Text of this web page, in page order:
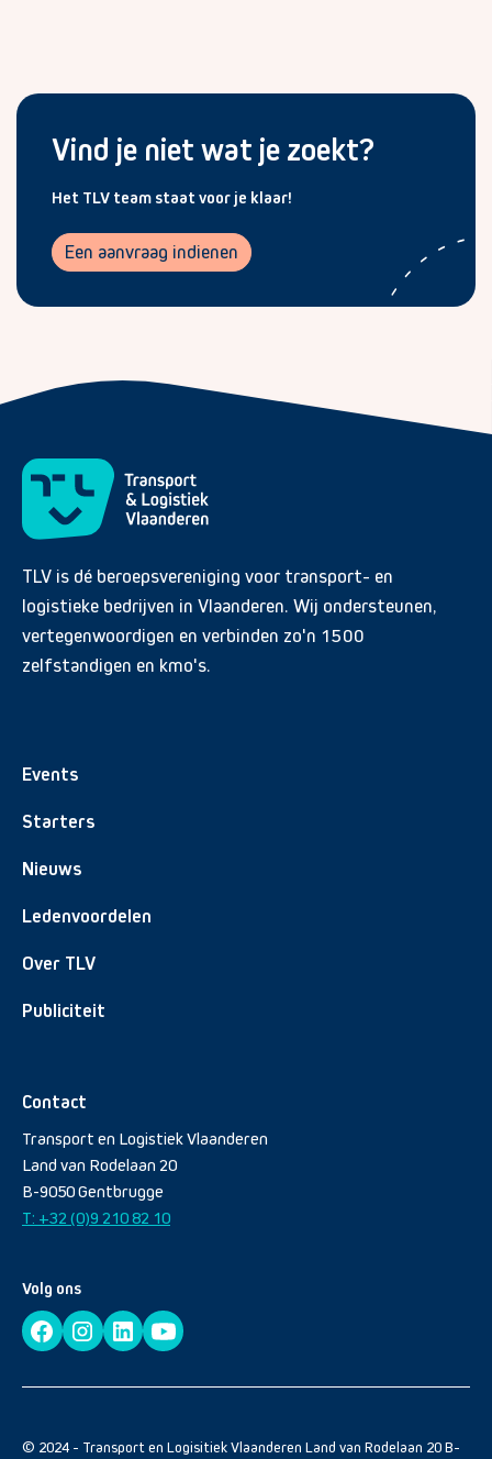
Vind je niet wat je zoekt?
Het TLV team staat voor je klaar!
Een aanvraag indienen
TLV is dé beroepsvereniging voor transport- en
logistieke bedrijven in Vlaanderen. Wij ondersteunen,
vertegenwoordigen en verbinden zo'n 1500
zelfstandigen en kmo's.
Events
Starters
Nieuws
Ledenvoordelen
Over TLV
Publiciteit
Contact
Transport en Logistiek Vlaanderen
Land van Rodelaan 20
B-9050 Gentbrugge
T: +32 (0)9 210 82 10
Volg ons
© 2024 - Transport en Logisitiek Vlaanderen Land van Rodelaan 20 B-